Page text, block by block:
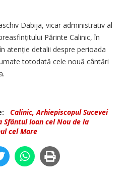
Dabija, vicar administrativ al
Părinte Calinic, în
atenție detalii despre perioada
totodată cele nouă cântări
Calinic, Arhiepiscopul Sucevei
Sfântul Ioan cel Nou de la
cel Mare